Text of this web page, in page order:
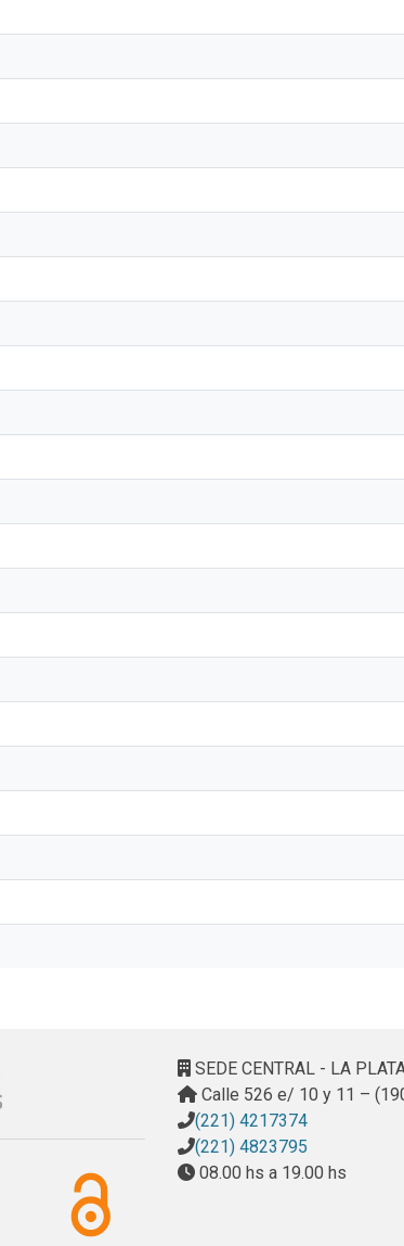
SEDE CENTRAL - LA
Calle 526 e/ 10 y 11 –
(221) 4217374
(221) 4823795
08.00 hs a 19.00 hs